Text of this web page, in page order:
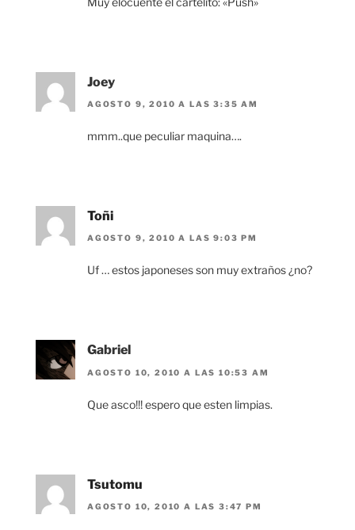
Joey
AGOSTO 9, 2010 A LAS 3:35 AM
mmm..que peculiar maquina….
Toñi
AGOSTO 9, 2010 A LAS 9:03 PM
Uf … estos japoneses son muy extraños ¿no?
Gabriel
AGOSTO 10, 2010 A LAS 10:53 AM
Que asco!!! espero que esten limpias.
Tsutomu
AGOSTO 10, 2010 A LAS 3:47 PM